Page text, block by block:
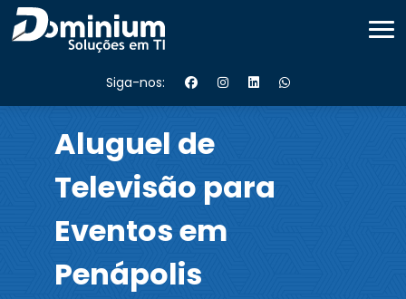
Siga-nos:
Aluguel de
Televisão para
Eventos em
Penápolis